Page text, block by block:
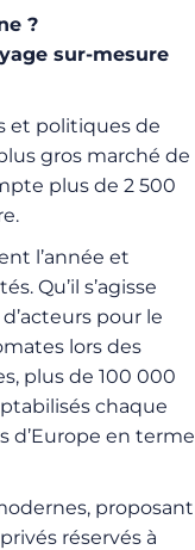
?
sur-mesure
et politiques de
gros marché de
plus de 2 500
l’année et
Qu’il s’agisse
pour le
lors des
plus de 100 000
chaque
d’Europe en terme
proposant
réservés à